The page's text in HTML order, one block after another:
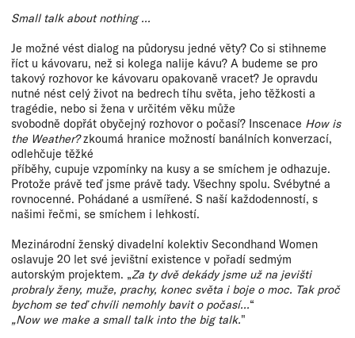
Small talk about nothing ...
Je možné vést dialog na půdorysu jedné věty? Co si stihneme
říct u kávovaru, než si kolega nalije kávu? A budeme se pro
takový rozhovor ke kávovaru opakovaně vracet? Je opravdu
nutné nést celý život na bedrech tíhu světa, jeho těžkosti a
tragédie, nebo si žena v určitém věku může
svobodně dopřát obyčejný rozhovor o počasí? Inscenace How is
the Weather?zkoumá hranice možností banálních konverzací,
odlehčuje těžké
příběhy, cupuje vzpomínky na kusy a se smíchem je odhazuje.
Protože právě teď jsme právě tady. Všechny spolu. Svébytné a
rovnocenné. Pohádané a usmířené. S naší každodenností, s
našimi řečmi, se smíchem i lehkostí.
Mezinárodní ženský divadelní kolektiv Secondhand Women
oslavuje 20 let své jevištní existence v pořadí sedmým
autorským projektem. „Za ty dvě dekády jsme už na jevišti
probraly ženy, muže, prachy, konec světa i boje o moc. Tak proč
bychom se teď chvíli nemohly bavit o počasí...“
„Now we make a small talk into the big talk."